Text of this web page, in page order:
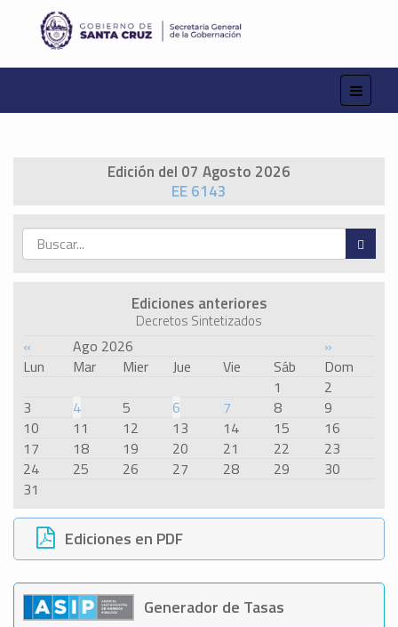
Edición del 07 Agosto 2026
EE 6143
Ediciones anteriores
Decretos Sintetizados
« Ago 2026
»
Lun
Mar Mier Jue Vie Sáb
Dom
1
2
3
4 5 6 7 8
9
10
11 12 13 14 15
16
17
18 19 20 21 22
23
24
25 26 27 28 29
30
31
Ediciones en PDF
Generador de Tasas